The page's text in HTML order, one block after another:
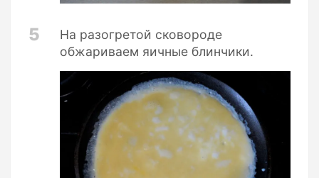
5
На разогретой сковороде
обжариваем яичные блинчики.